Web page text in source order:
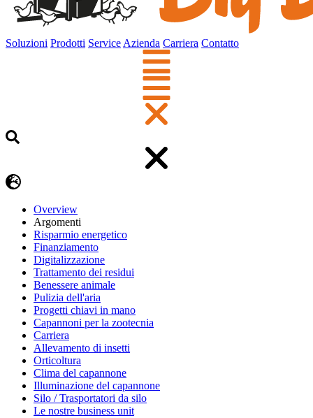
Soluzioni Prodotti Service Azienda Carriera Contatto
Overview
Argomenti
Risparmio energetico
Finanziamento
Digitalizzazione
Trattamento dei residui
Benessere animale
Pulizia dell'aria
Progetti chiavi in mano
Capannoni per la zootecnia
Carriera
Allevamento di insetti
Orticoltura
Clima del capannone
Illuminazione del capannone
Silo / Trasportatori da silo
Le nostre business unit